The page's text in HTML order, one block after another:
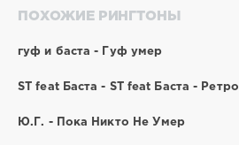
ПОХОЖИЕ РИНГТОНЫ
гуф и баста - Гуф умер
ST feat Баста - ST feat Баста - Ретро
Ю.Г. - Пока Никто Не Умер